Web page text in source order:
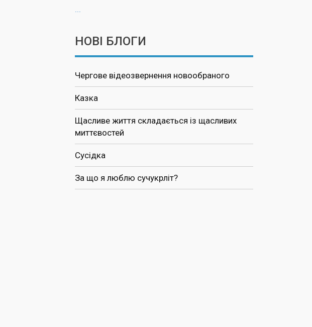
...
НОВІ БЛОГИ
Чергове відеозвернення новообраного
Казка
Щасливе життя складається із щасливих
миттєвостей
Сусідка
За що я люблю сучукрліт?